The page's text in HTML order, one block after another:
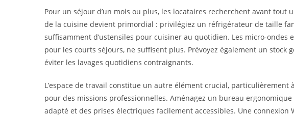
Pour un séjour d’un mois ou plus, les locataires recherchent avant tout
de la cuisine devient primordial : privilégiez un réfrigérateur de taille
suffisamment d’ustensiles pour cuisiner au quotidien. Les micro-
pour les courts séjours, ne suffisent plus. Prévoyez également un stock
éviter les lavages quotidiens contraignants.
L’espace de travail constitue un autre élément crucial, particulièrement
pour des missions professionnelles. Aménagez un bureau
adapté et des prises électriques facilement accessibles. Une